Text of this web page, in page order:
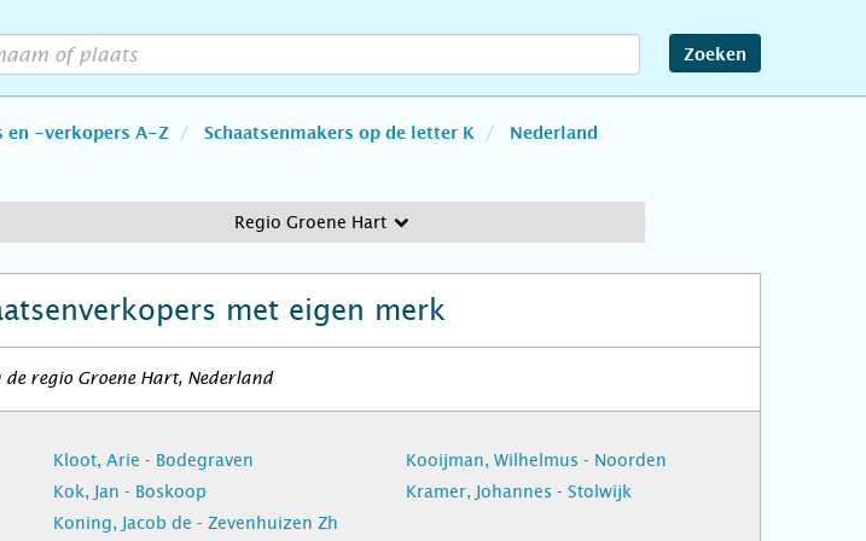
Zoeken
en -verkopers A-Z Schaatsenmakers op de letter K
Nederland
Regio Groene Hart
met eigen merk
regio Groene Hart, Nederland
Kloot, Arie - Bodegraven
Kok, Jan - Boskoop
Koning, Jacob de - Zevenhuizen Zh
Kooijman, Wilhelmus - Noorden
Kramer, Johannes - Stolwijk